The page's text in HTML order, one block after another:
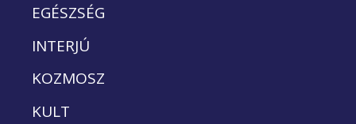
EGÉSZSÉG
INTERJÚ
KOZMOSZ
KULT